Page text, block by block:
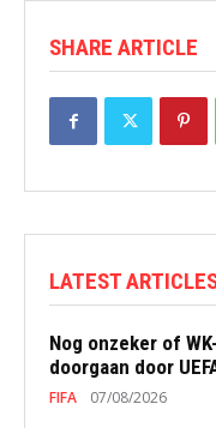
SHARE ARTICLE
LATEST
Nog onzeker of
doorgaan door
FIFA 07/08/2026